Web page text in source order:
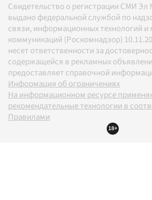
Свидетельство о регистрации СМИ
выдано федеральной службой по
связи, информационных технологий и
коммуникаций (Роскомнадзор)
несет ответственности за
содержащейся в рекламных
предоставляет справочной
Информация об ограничениях
На информационном ресурсе
рекомендательные технологии в
Правилами
18+